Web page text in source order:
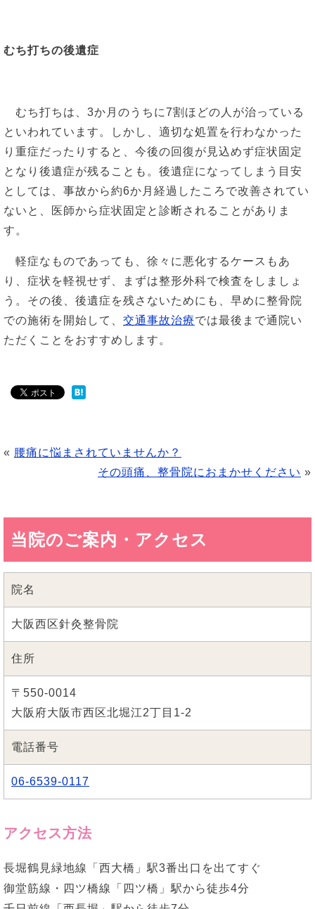
むち打ちの後遺症
むち打ちは、3か月のうちに7割ほどの人が治っている
といわれています。しかし、適切な処置を行わなかった
り重症だったりすると、今後の回復が見込めず症状固定
となり後遺症が残ることも。後遺症になってしまう目安
としては、事故から約6か月経過したころで改善されてい
ないと、医師から症状固定と診断されることがありま
す。
軽症なものであっても、徐々に悪化するケースもあ
り、症状を軽視せず、まずは整形外科で検査をしましょ
う。その後、後遺症を残さないためにも、早めに整骨院
での施術を開始して、 交通事故治療では最後まで通院い
ただくことをおすすめします。
« 腰痛に悩まされていませんか？
その頭痛、整骨院におまかせください »
当院のご案内・アクセス
院名
大阪西区針灸整骨院
住所
〒550-0014
大阪府大阪市西区北堀江2丁目1-2
電話番号
06-6539-0117
アクセス方法
長堀鶴見緑地線「西大橋」駅3番出口を出てすぐ
御堂筋線・四ツ橋線「四ツ橋」駅から徒歩4分